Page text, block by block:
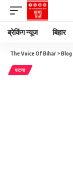
ब्रेकिंग न्यूज बिहार
The Voice Of Bihar >Blog
पटना